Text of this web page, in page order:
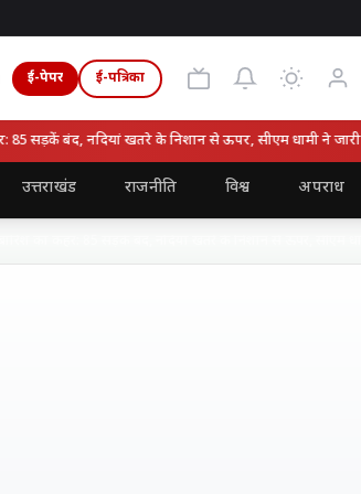
ई-पेपर ई-पत्रिका
सड़कें बंद, नदियां खतरे के निशान से ऊपर, सीएम धामी ने जारी
उत्तराखंड राजनीति विश्व अपराध
का कहर: 85 सड़कें बंद, नदियां खतरे के निशान से ऊपर, सीएम धामी ने